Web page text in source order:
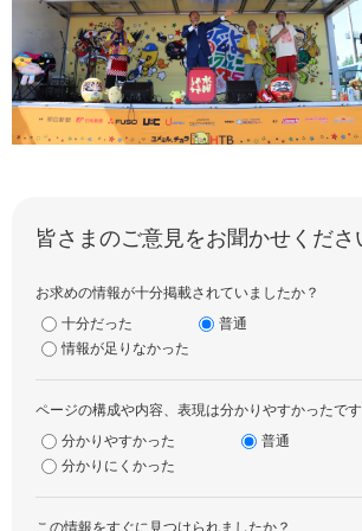
皆さまのご意見をお聞かせくださ
お求めの情報が十分掲載されていましたか？
十分だった
普通
情報が足りなかった
ページの構成や内容、表現は分かりやすかったです
分かりやすかった
普通
分かりにくかった
この情報をすぐに見つけられましたか？